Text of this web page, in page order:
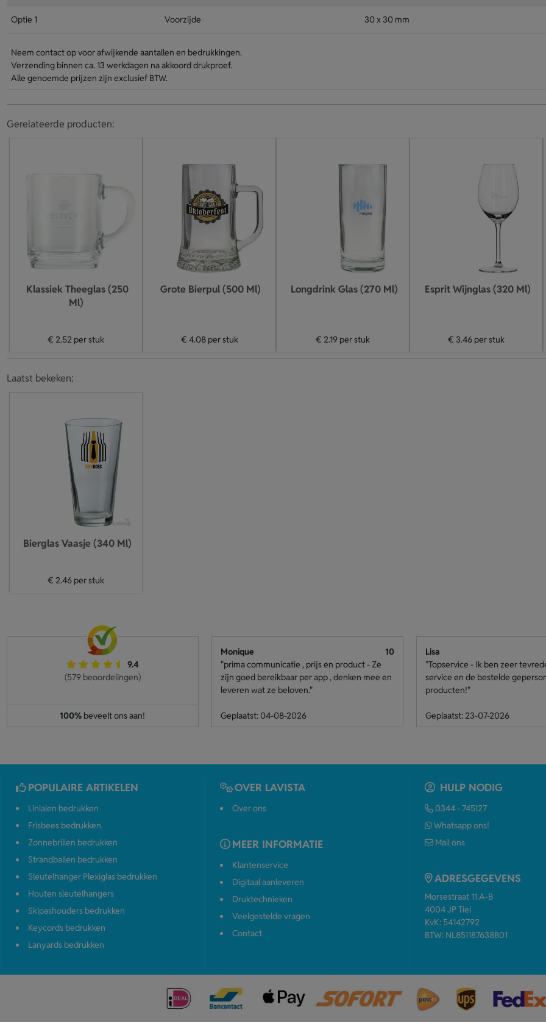
Optie 1 Voorzijde 30 x 30 mm
Neem contact op voor afwijkende aantallen en bedrukkingen.
Verzending binnen ca. 13 werkdagen na akkoord drukproef.
Alle genoemde prijzen zijn exclusief BTW.
Gerelateerde producten:
Klassiek Theeglas (250
Ml)
€ 2.52 per stuk
Grote Bierpul (500 Ml)
€ 4.08per stuk
Longdrink Glas (270 Ml)
€ 2.19 per stuk
Esprit Wijnglas (320 Ml)
€ 3.46 per stuk
Laatst bekeken:
Bierglas Vaasje (340 Ml)
€ 2.46 per stuk
9.4
(579 beoordelingen)
100% beveelt ons aan!
Monique
10
"prima communicatie , prijs en product - Ze
zijn goed bereikbaar per app , denken mee en
leveren wat ze beloven."
Geplaatst: 04-08-2026
Lisa
"Topservice - Ik ben zeer
service en de bestelde
producten!"
Geplaatst: 23-07-2026
POPULAIRE ARTIKELEN
Linialen bedrukken
Frisbees bedrukken
Zonnebrillen bedrukken
Strandballen bedrukken
Sleutelhanger Plexiglas bedrukken
Houten sleutelhangers
Skipashouders bedrukken
Keycords bedrukken
Lanyards bedrukken
OVER LAVISTA
Over ons
MEER INFORMATIE
Klantenservice
Digitaal aanleveren
Druktechnieken
Veelgestelde vragen
Contact
HULP NODIG
0344 - 745127
Whatsapp ons!
Mail ons
ADRESGEGEVENS
Morsestraat 11 A-B
4004 JP Tiel
KvK: 54142792
BTW: NL851187638B01